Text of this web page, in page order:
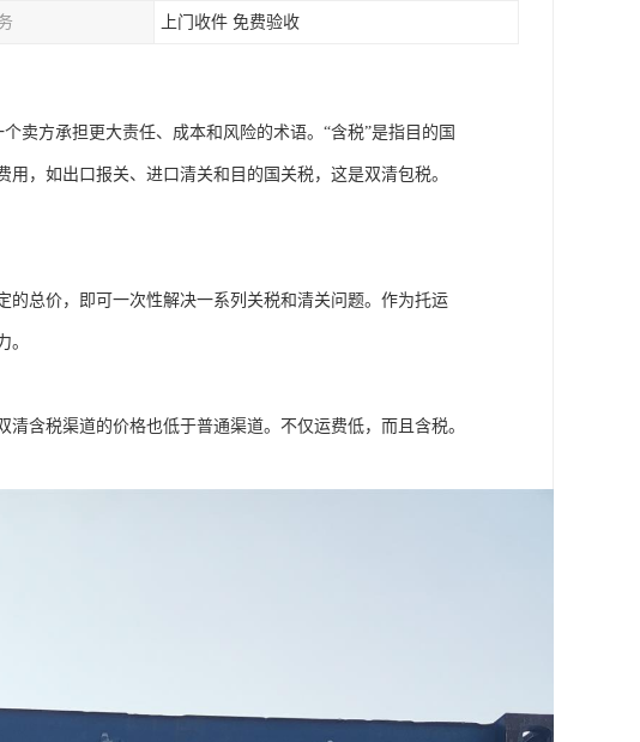
上门收件 免费验收
卖方承担更大责任、成本和风险的术语。“含税”是指目的国
，如出口报关、进口清关和目的国关税，这是双清包税。
总价，即可一次性解决一系列关税和清关问题。作为托运
。
含税渠道的价格也低于普通渠道。不仅运费低，而且含税。